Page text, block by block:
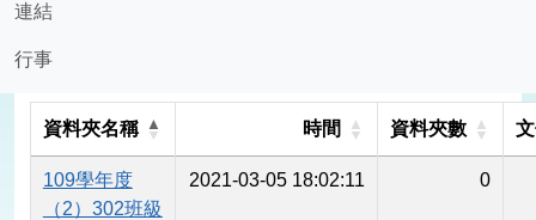
連結
行事
資料夾名稱 時間 資料夾數
109學年度
（2）302班級
2021-03-05 18:02:11 0